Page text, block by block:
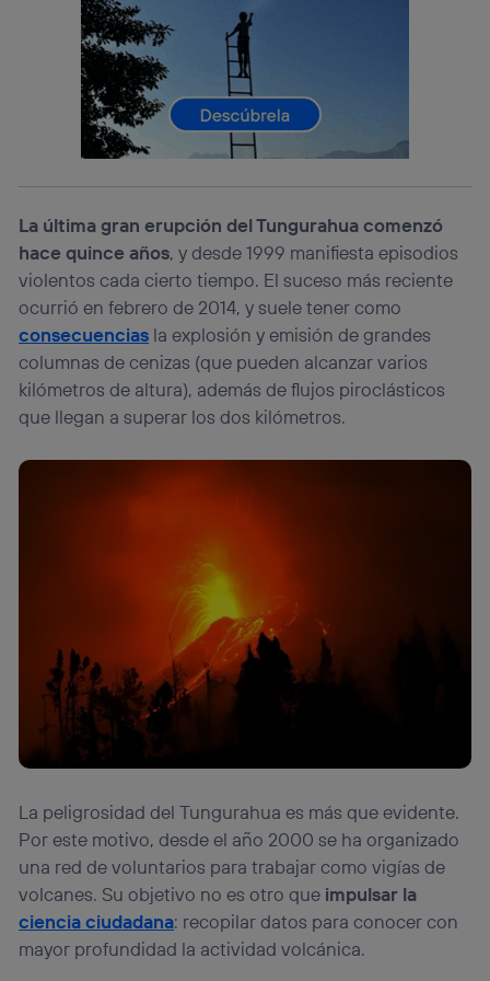
La última gran erupción del Tungurahua comenzó
hace quince años, y desde 1999 manifiesta episodios
violentos cada cierto tiempo. El suceso más reciente
ocurrió en febrero de 2014, y suele tener como
consecuencias la explosión y emisión de grandes
columnas de cenizas (que pueden alcanzar varios
kilómetros de altura), además de flujos piroclásticos
que llegan a superar los dos kilómetros.
La peligrosidad del Tungurahua es más que evidente.
Por este motivo, desde el año 2000 se ha organizado
una red de voluntarios para trabajar como vigías de
volcanes. Su objetivo no es otro que impulsar la
ciencia ciudadana: recopilar datos para conocer con
mayor profundidad la actividad volcánica.
lo que cualquier persona que conecte su dispositivo y
consienta el uso de la tecnología recibirá el mismo
identificador. Típicamente:
Si utilizas unaconexión de banda ancha
el marketing o análisis se realizará en función de las
actividades de navegación de los miembros del hogar
que hayan dado su consentimiento.
navegación del usuario del móvil.
Puedes gestionar los consentimientos Utiq seleccionando
“Administrar Utiq” en la parte inferior de esta página web o
visitando el portal de privacidad de Utiq
(“consenthub”). Para más información, consulta
la política de privacidad de Utiq.